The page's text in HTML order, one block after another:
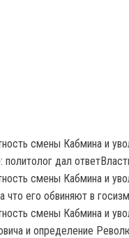
дал
его обвиняют в
и определение